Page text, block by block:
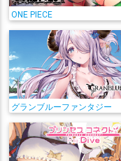
ONE PIECE
グランブルーファンタジー